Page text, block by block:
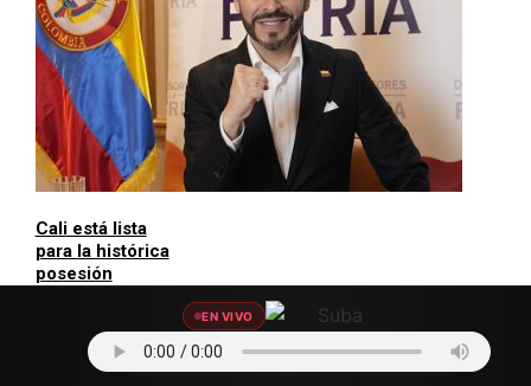
Cali está lista
para la histórica
posesión
Espriella
EN VIVO